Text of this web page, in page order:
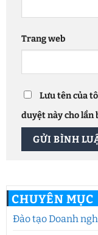
CHUYÊN MỤC
Đào tạo Doanh
Trang web
Lưu tên của
duyệt này cho lần